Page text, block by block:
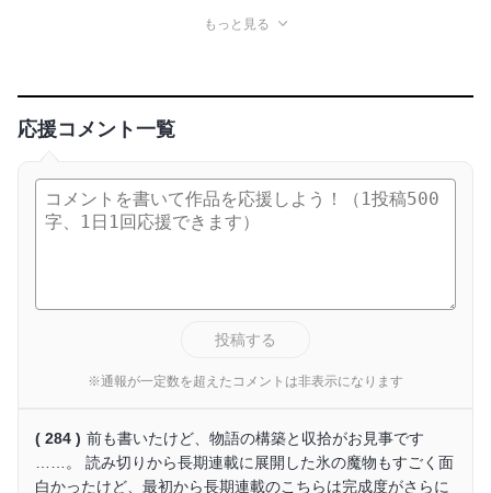
もっと見る
応援コメント一覧
投稿する
※通報が一定数を超えたコメントは非表示になります
( 284 ) 前も書いたけど、物語の構築と収拾がお見事です
……。 読み切りから長期連載に展開した氷の魔物もすごく面
白かったけど、最初から長期連載のこちらは完成度がさらに